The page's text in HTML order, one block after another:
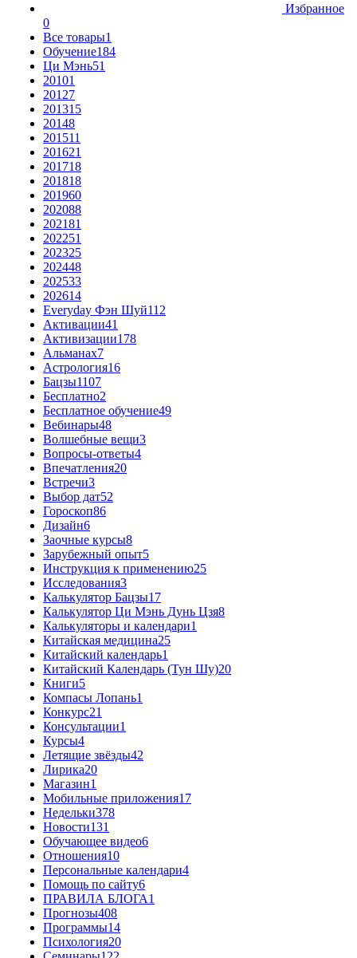
Избранное
0
Все товары1
Обучение184
Ци Мэнь51
20101
20127
201315
20148
201511
201621
201718
201818
201960
202088
202181
202251
202325
202448
202533
202614
Everyday Фэн Шуй112
Активации41
Активизации178
Альманах7
Астрология16
Бацзы1107
Бесплатно2
Бесплатное обучение49
Вебинары48
Волшебные вещи3
Вопросы-ответы4
Впечатления20
Встречи3
Выбор дат52
Гороскоп86
Дизайн6
Заочные курсы8
Зарубежный опыт5
Инструкция к применению25
Исследования3
Калькулятор Бацзы17
Калькулятор Ци Мэнь Дунь Цзя8
Калькуляторы и календари1
Китайская медицина25
Китайский календарь1
Китайский Календарь (Тун Шу)20
Книги5
Компасы Лопань1
Конкурс21
Консультации1
Курсы4
Летящие звёзды42
Лирика20
Магазин1
Мобильные приложения17
Недельки378
Новости131
Обучающее видео6
Отношения10
Персональные календари4
Помощь по сайту6
ПРАВИЛА БЛОГА1
Прогнозы408
Программы14
Психология20